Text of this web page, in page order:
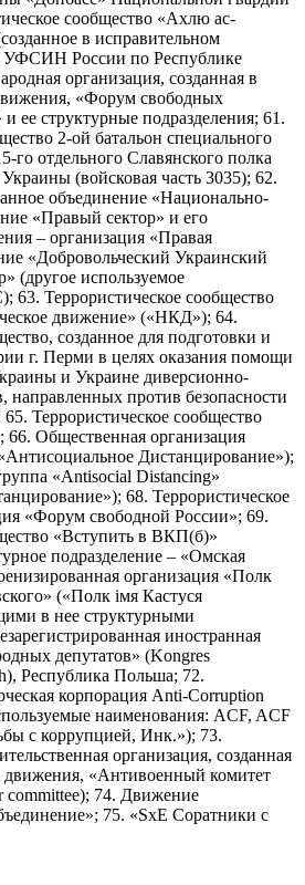
сообщество «Ахлю ас-
в исправительном
России по Республике
организация, созданная в
«Форум свободных
и ее структурные подразделения; 61.
2-ой батальон специального
го отдельного Славянского полка
(войсковая часть 3035); 62.
объединение «Национально-
«Правый сектор» и его
– организация «Правая
«Добровольческий Украинский
(другое используемое
Террористическое сообщество
движение» («НКД»); 64.
созданное для подготовки и
г. Перми в целях оказания помощи
и Украине диверсионно-
направленных против безопасности
Террористическое сообщество
Общественная организация
Дистанцирование»);
«Antisocial Distancing»
68. Террористическое
«Форум свободной России»; 69.
«Вступить в ВКП(б)»
подразделение – «Омская
организация «Полк
(«Полк iмя Кастуся
в нее структурными
иностранная
депутатов» (Kongres
Республика Польша; 72.
корпорация Anti-Corruption
наименования: ACF, ACF
с коррупцией, Инк.»); 73.
организация, созданная
движения, «Антивоенный комитет
committee); 74. Движение
75. «SxE Соратники с